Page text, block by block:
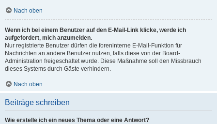
Nach oben
Wenn ich bei einem Benutzer auf den E-Mail-Link klicke, werde ich
aufgefordert, mich anzumelden.
Nur registrierte Benutzer dürfen die foreninterne E-Mail-Funktion für
Nachrichten an andere Benutzer nutzen, falls diese von der Board-
Administration freigeschaltet wurde. Diese Maßnahme soll den Missbrauch
dieses Systems durch Gäste verhindern.
Nach oben
Beiträge schreiben
Wie erstelle ich ein neues Thema oder eine Antwort?